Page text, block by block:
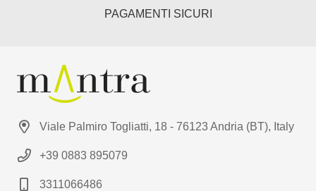
PAGAMENTI SICURI
Viale Palmiro Togliatti, 18 - 76123 Andria (BT), Italy
+39 0883 895079
3311066486